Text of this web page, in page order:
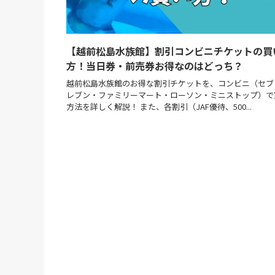
【越前松島水族館】割引コンビニチケットの買
方！当日券・前売券お得なのはどっち？
越前松島水族館のお得な割引チケットを、コンビニ（セ
レブン・ファミリーマート・ローソン・ミニストップ）で
方法を詳しく解説！ また、各割引（JAF優待、500...